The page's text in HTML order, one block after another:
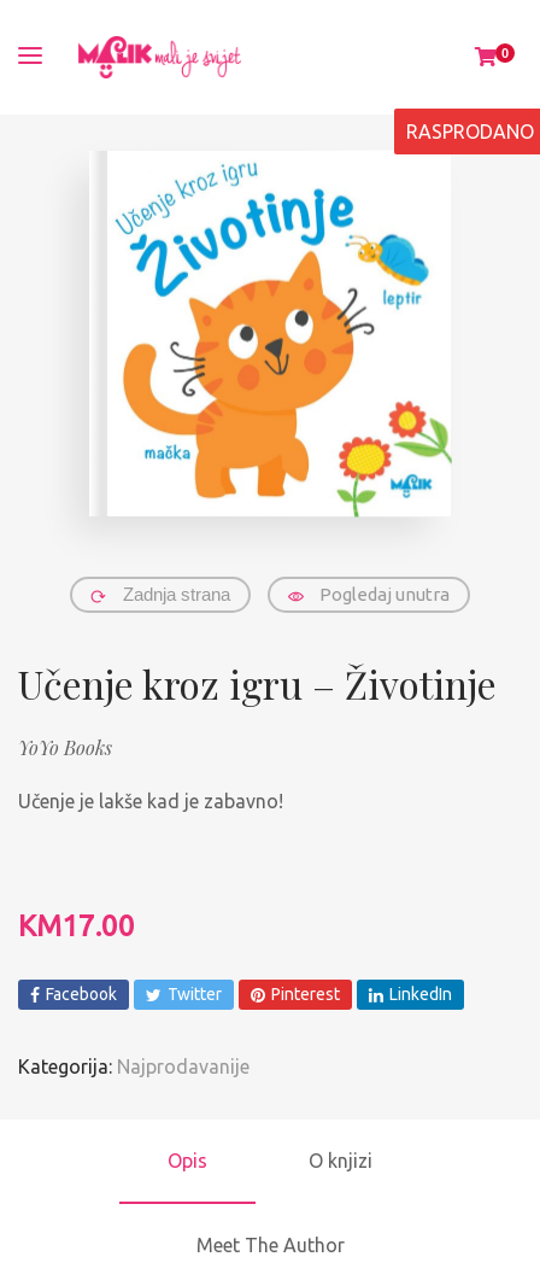
0
Zadnja strana Pogledaj unutra
RASPRODANO
Učenje kroz igru – Životinje
YoYo Books
Učenje je lakše kad je zabavno!
KM17.00
Facebook Twitter Pinterest LinkedIn
Kategorija: Najprodavanije
Opis O knjizi
Meet The Author